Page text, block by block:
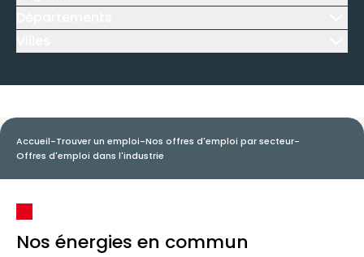
Accueil-Trouver un emploi-Nos offres d'emploi par secteur-
Offres d'emploi dans l'industrie
Nos énergies en commun